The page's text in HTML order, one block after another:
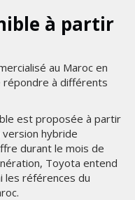
à partir
au Maroc en
répondre à différents
est proposée à partir
version hybride
durant le mois de
Toyota entend
les références du